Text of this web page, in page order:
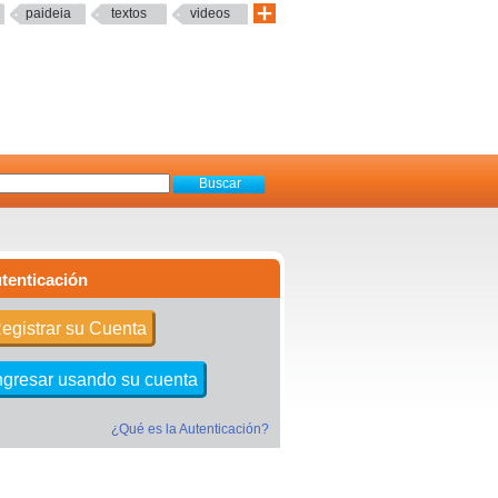
paideia textos videos
su Cuenta
usando su cuenta
¿Qué es la Autenticación?